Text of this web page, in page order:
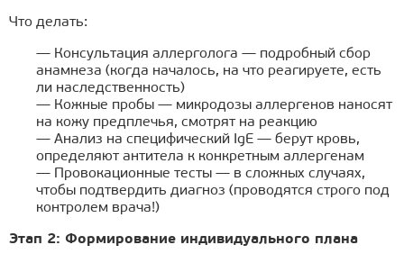
Что делать:
— Консультация аллерголога — подробный сбор
анамнеза (когда началось, на что реагируете, есть
ли наследственность)
— Кожные пробы — микродозы аллергенов наносят
на кожу предплечья, смотрят на реакцию
— Анализ на специфический IgE — берут кровь,
определяют антитела к конкретным аллергенам
— Провокационные тесты — в сложных случаях,
чтобы подтвердить диагноз (проводятся строго под
контролем врача!)
Этап 2: Формирование индивидуального плана